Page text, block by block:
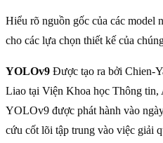
Hiểu rõ nguồn gốc của các model
cho các lựa chọn thiết kế của
YOLOv9 Được tạo ra bởi Chien-
Liao tại Viện Khoa học Thông tin,
YOLOv9 được phát hành vào
cứu cốt lõi tập trung vào việc giải